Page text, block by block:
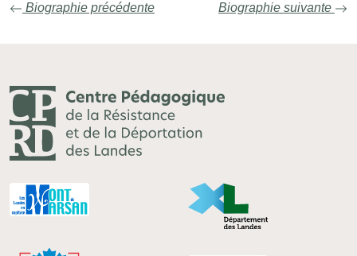
Biographie précédente Biographie suivante